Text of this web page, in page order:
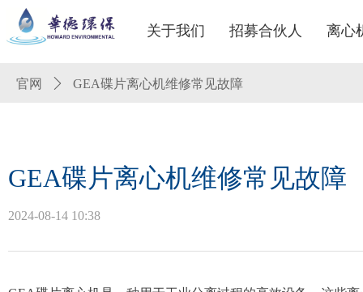
关于我们 招募合伙人 离心
官网 ꄲ GEA碟片离心机维修常见故障
GEA碟片离心机维修常见故障
2024-08-14 10:38